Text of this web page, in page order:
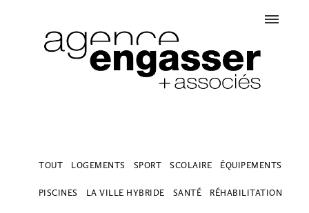
TOUT LOGEMENTS SPORT SCOLAIRE ÉQUIPEMENTS
PISCINES LA VILLE HYBRIDE SANTÉ RÉHABILITATION